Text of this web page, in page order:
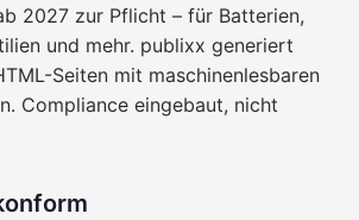
2027 zur Pflicht – für Batterien,
und mehr. publixx generiert
Seiten mit maschinenlesbaren
Compliance eingebaut, nicht